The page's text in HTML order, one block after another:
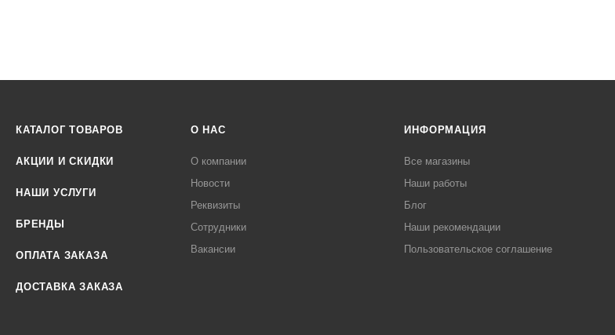
КАТАЛОГ ТОВАРОВ
АКЦИИ И СКИДКИ
НАШИ УСЛУГИ
БРЕНДЫ
ОПЛАТА ЗАКАЗА
ДОСТАВКА ЗАКАЗА
О НАС
О компании
Новости
Реквизиты
Сотрудники
Вакансии
ИНФОРМАЦИЯ
Все магазины
Наши работы
Блог
Наши рекомендации
Пользовательское соглашение